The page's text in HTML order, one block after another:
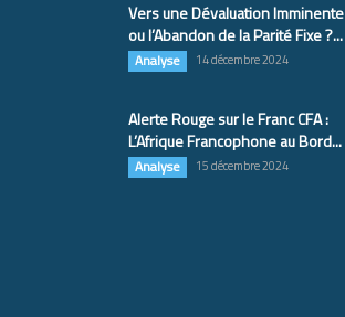
Vers une Dévaluation Imminente
ou l’Abandon de la Parité Fixe ?...
Analyse 14 décembre 2024
Alerte Rouge sur le Franc CFA :
L’Afrique Francophone au Bord...
Analyse 15 décembre 2024